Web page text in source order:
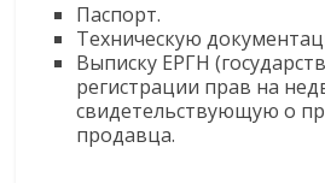
Паспорт.
Техническую
Выписку ЕРГН
регистрации прав на
свидетельствующую о
продавца.